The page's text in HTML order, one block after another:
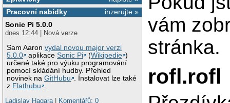
inzerujte »
Pracovní nabídky
Sonic Pi 5.0.0
dnes 12:44 | Nová verze
Sam Aaronvydal novou major verzi
5.0.0
aplikaceSonic Pi (Wikipedie )
určené také pro výuku programování
pomocí skládání hudby. Přehled
novinek naGitHubu
. Instalovat lze také
z Flathubu
Ladislav Hagara| Komentářů: 0
vám
stránka.
rofl.rofl